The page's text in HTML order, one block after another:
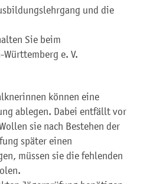
und die
Sie beim
e. V.
können eine
ablegen. Dabei entfällt vor
sie nach Bestehen der
später einen
müssen sie die fehlenden